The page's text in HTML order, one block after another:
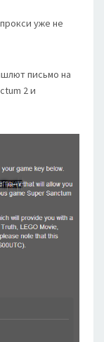
уже не
письмо на
2 и